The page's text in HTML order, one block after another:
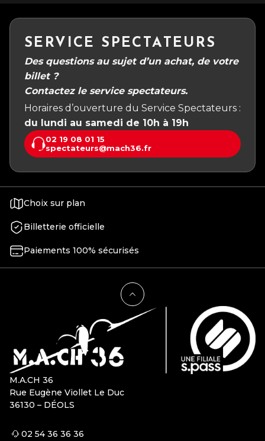
SERVICE SPECTATEURS
Des questions au sujet d’un achat, de votre
billet ?
Contactez le service spectateurs.
Horaires d’ouverture du Service Spectateurs :
du lundi au samedi de 10h à 19h
02 19 08 01 15
spectateurs@mach36.fr
Choix sur plan
Billetterie officielle
Paiements 100% sécurisés
M.A.CH 36
Rue Eugène Viollet Le Duc
36130 – DÉOLS
02 54 36 36 36